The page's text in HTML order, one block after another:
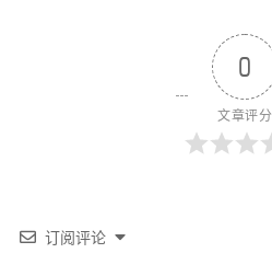
0
文章评分
订阅评论